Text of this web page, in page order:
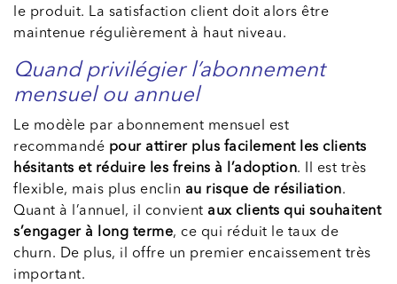
le produit. La satisfaction client doit alors être
maintenue régulièrement à haut niveau.
Quand privilégier l’abonnement
mensuel ou annuel
Le modèle par abonnement mensuel est
recommandé pour attirer plus facilement les clients
hésitants et réduire les freins à l’adoption. Il est très
flexible, mais plus enclin au risque de résiliation.
Quant à l’annuel, il convient aux clients qui souhaitent
s’engager à long terme, ce qui réduit le taux de
churn. De plus, il offre un premier encaissement très
important.